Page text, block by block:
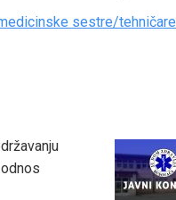
sestre/tehničare